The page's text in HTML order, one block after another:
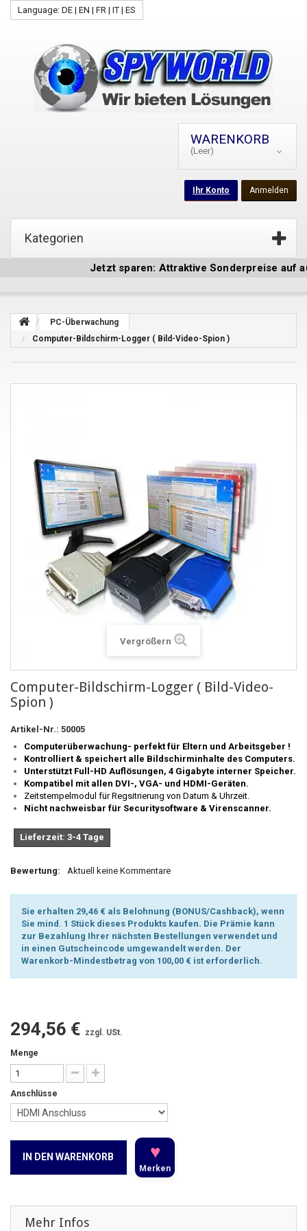
Language: DE | EN | FR | IT | ES
WARENKORB
(Leer)
Anmelden
Ihr Konto
Kategorien
Jetzt sparen: Attraktive Sonderpreise auf
PC-Überwachung
Computer-Bildschirm-Logger ( Bild-Video-Spion )
Vergrößern
Computer-Bildschirm-Logger ( Bild-Video-
Spion )
Artikel-Nr.: 50005
Computerüberwachung- perfekt für Eltern und Arbeitsgeber !
Kontrolliert & speichert alle Bildschirminhalte des Computers.
Unterstützt Full-HD Auflösungen, 4 Gigabyte interner Speicher.
Kompatibel mit allen DVI-, VGA- und HDMI-Geräten.
Zeitstempelmodul für Regsitrierung von Datum & Uhrzeit.
Nicht nachweisbar für Securitysoftware & Virenscanner.
Lieferzeit: 3-4 Tage
Bewertung: Aktuell keine Kommentare
Sie erhalten 29,46 € als Belohnung (BONUS/Cashback), wenn
Sie mind. 1 Stück dieses Produkts kaufen. Die Prämie kann
zur Bezahlung Ihrer nächsten Bestellungen verwendet und
in einen Gutscheincode umgewandelt werden. Der
Warenkorb-Mindestbetrag von 100,00 € ist erforderlich.
294,56 € zzgl. USt.
Menge
Anschlüsse
IN DEN WARENKORB ♥
Merken
Mehr Infos